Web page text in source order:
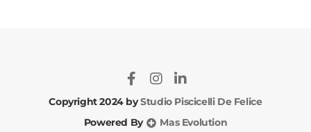
Copyright 2024 byStudio Piscicelli De Felice
Powered By
Mas Evolution